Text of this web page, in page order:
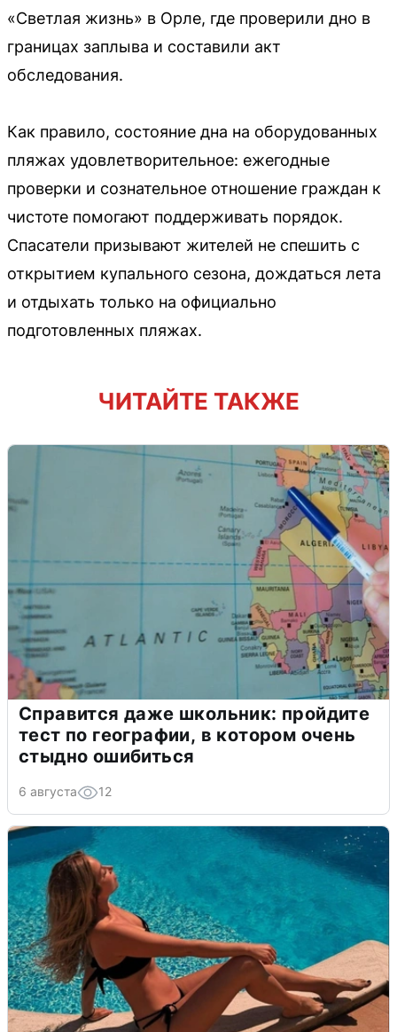
«Светлая жизнь» в Орле, где проверили дно в
границах заплыва и составили акт
обследования.
Как правило, состояние дна на оборудованных
пляжах удовлетворительное: ежегодные
проверки и сознательное отношение граждан к
чистоте помогают поддерживать порядок.
Спасатели призывают жителей не спешить с
открытием купального сезона, дождаться лета
и отдыхать только на официально
подготовленных пляжах.
ЧИТАЙТЕ ТАКЖЕ
Справится даже школьник: пройдите
тест по географии, в котором очень
стыдно ошибиться
6 августа 12